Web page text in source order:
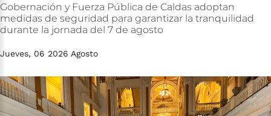
Gobernación y Fuerza Pública de Caldas adoptan
medidas de seguridad para garantizar la tranquilidad
durante la jornada del 7 de agosto
Jueves, 06 2026 Agosto